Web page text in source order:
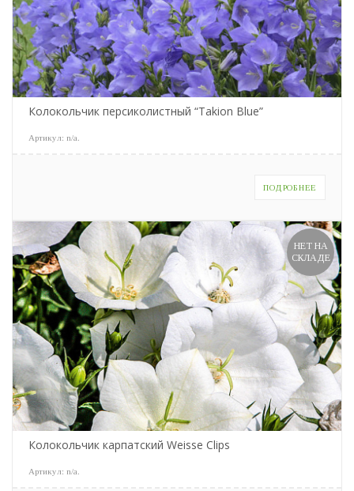
Колокольчик персиколистный “Takion Blue”
Артикул: n/a
ПОДРОБНЕЕ
НЕТ НА
СКЛАДЕ
Колокольчик карпатский Weisse Clips
Артикул: n/a